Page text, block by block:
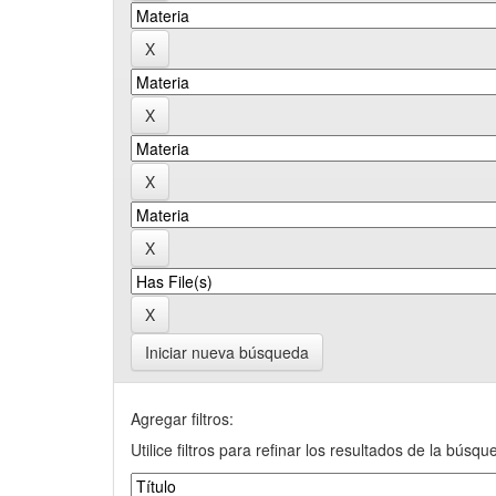
Iniciar nueva búsqueda
Agregar filtros:
Utilice filtros para refinar los resultados de la